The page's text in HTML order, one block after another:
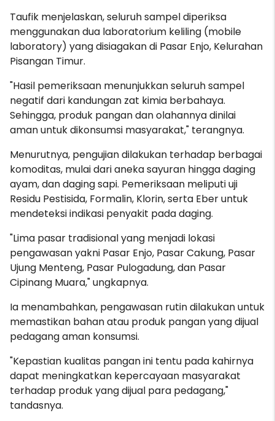
Taufik menjelaskan, seluruh sampel diperiksa
menggunakan dua laboratorium keliling (mobile
laboratory) yang disiagakan di Pasar Enjo, Kelurahan
Pisangan Timur.
"Hasil pemeriksaan menunjukkan seluruh sampel
negatif dari kandungan zat kimia berbahaya.
Sehingga, produk pangan dan olahannya dinilai
aman untuk dikonsumsi masyarakat," terangnya.
Menurutnya, pengujian dilakukan terhadap berbagai
komoditas, mulai dari aneka sayuran hingga daging
ayam, dan daging sapi. Pemeriksaan meliputi uji
Residu Pestisida, Formalin, Klorin, serta Eber untuk
mendeteksi indikasi penyakit pada daging.
"Lima pasar tradisional yang menjadi lokasi
pengawasan yakni Pasar Enjo, Pasar Cakung, Pasar
Ujung Menteng, Pasar Pulogadung, dan Pasar
Cipinang Muara," ungkapnya.
Ia menambahkan, pengawasan rutin dilakukan untuk
memastikan bahan atau produk pangan yang dijual
pedagang aman konsumsi.
"Kepastian kualitas pangan ini tentu pada kahirnya
dapat meningkatkan kepercayaan masyarakat
terhadap produk yang dijual para pedagang,"
tandasnya.